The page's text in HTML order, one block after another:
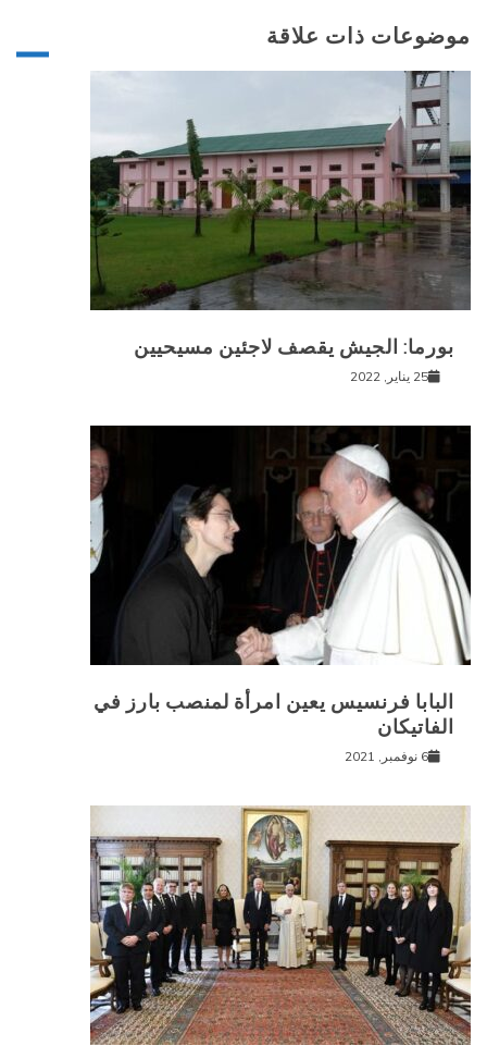
موضوعات ذات علاقة
بورما: الجيش يقصف لاجئين مسيحيين
25 يناير, 2022
البابا فرنسيس يعين امرأة لمنصب بارز في
الفاتيكان
6 نوفمبر, 2021